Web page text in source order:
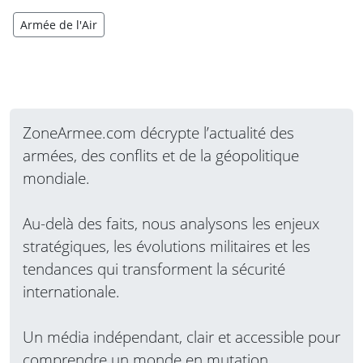
Armée de l'Air
ZoneArmee.com décrypte l’actualité des
armées, des conflits et de la géopolitique
mondiale.
Au-delà des faits, nous analysons les enjeux
stratégiques, les évolutions militaires et les
tendances qui transforment la sécurité
internationale.
Un média indépendant, clair et accessible pour